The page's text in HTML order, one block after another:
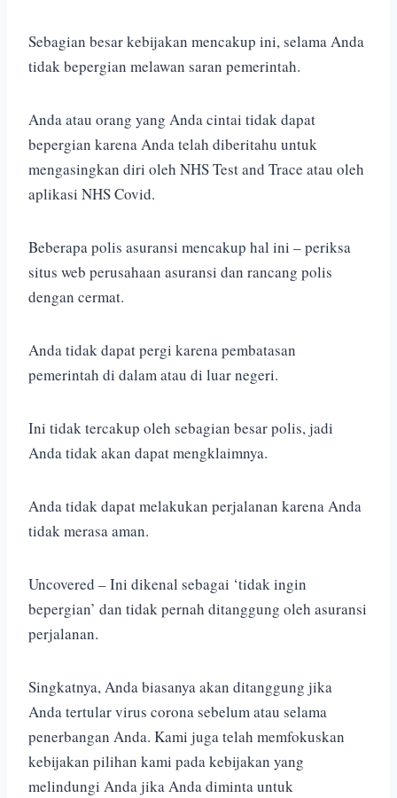
Sebagian besar kebijakan mencakup ini, selama Anda
tidak bepergian melawan saran pemerintah.
Anda atau orang yang Anda cintai tidak dapat
bepergian karena Anda telah diberitahu untuk
mengasingkan diri oleh NHS Test and Trace atau oleh
aplikasi NHS Covid.
Beberapa polis asuransi mencakup hal ini – periksa
situs web perusahaan asuransi dan rancang polis
dengan cermat.
Anda tidak dapat pergi karena pembatasan
pemerintah di dalam atau di luar negeri.
Ini tidak tercakup oleh sebagian besar polis, jadi
Anda tidak akan dapat mengklaimnya.
Anda tidak dapat melakukan perjalanan karena Anda
tidak merasa aman.
Uncovered – Ini dikenal sebagai ‘tidak ingin
bepergian’ dan tidak pernah ditanggung oleh asuransi
perjalanan.
Singkatnya, Anda biasanya akan ditanggung jika
Anda tertular virus corona sebelum atau selama
penerbangan Anda. Kami juga telah memfokuskan
kebijakan pilihan kami pada kebijakan yang
melindungi Anda jika Anda diminta untuk